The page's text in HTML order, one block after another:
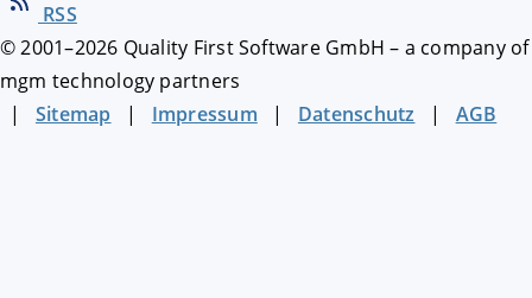
RSS
© 2001–2026 Quality First Software GmbH – a company of
mgm technology partners
| Sitemap | Impressum | Datenschutz | AGB